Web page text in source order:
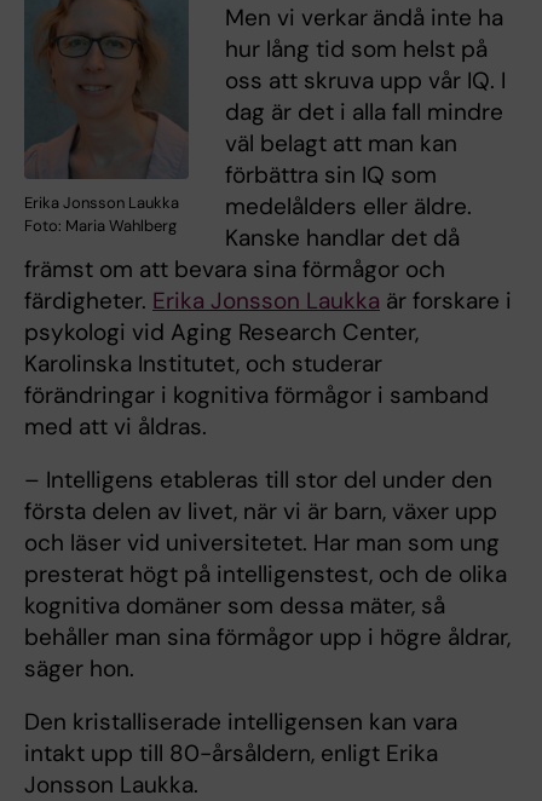
Erika Jonsson Laukka
Foto: Maria Wahlberg
Men vi verkar ändå inte ha
hur lång tid som helst på
oss att skruva upp vår IQ. I
dag är det i alla fall mindre
väl belagt att man kan
förbättra sin IQ som
medelålders eller äldre.
Kanske handlar det då
främst om att bevara sina förmågor och
färdigheter. Erika Jonsson Laukka är forskare i
psykologi vid Aging Research Center,
Karolinska Institutet, och studerar
förändringar i kognitiva förmågor i samband
med att vi åldras.
– Intelligens etableras till stor del under den
första delen av livet, när vi är barn, växer upp
och läser vid universitetet. Har man som ung
presterat högt på intelligenstest, och de olika
kognitiva domäner som dessa mäter, så
behåller man sina förmågor upp i högre åldrar,
säger hon.
Den kristalliserade intelligensen kan vara
intakt upp till 80-årsåldern, enligt Erika
Jonsson Laukka.